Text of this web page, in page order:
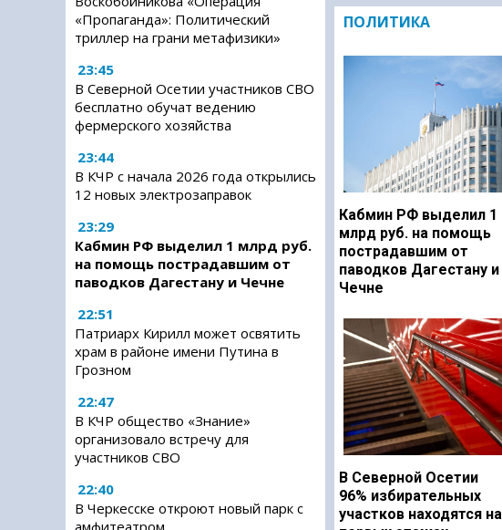
«Пропаганда»: Политический
триллер на грани метафизики»
23:45
В Северной Осетии участников СВО
бесплатно обучат ведению
фермерского хозяйства
23:44
В КЧР с начала 2026 года открылись
12 новых электрозаправок
23:29
Кабмин РФ выделил 1 млрд руб.
на помощь пострадавшим от
паводков Дагестану и Чечне
22:51
Патриарх Кирилл может освятить
храм в районе имени Путина в
Грозном
22:47
В КЧР общество «Знание»
организовало встречу для
участников СВО
22:40
В Черкесске откроют новый парк с
амфитеатром
ПОЛИТИКА
Кабмин РФ выделил 1
млрд руб. на помощь
пострадавшим от
паводков Дагестану и
Чечне
В Северной Осетии
96% избирательных
участков находятся на